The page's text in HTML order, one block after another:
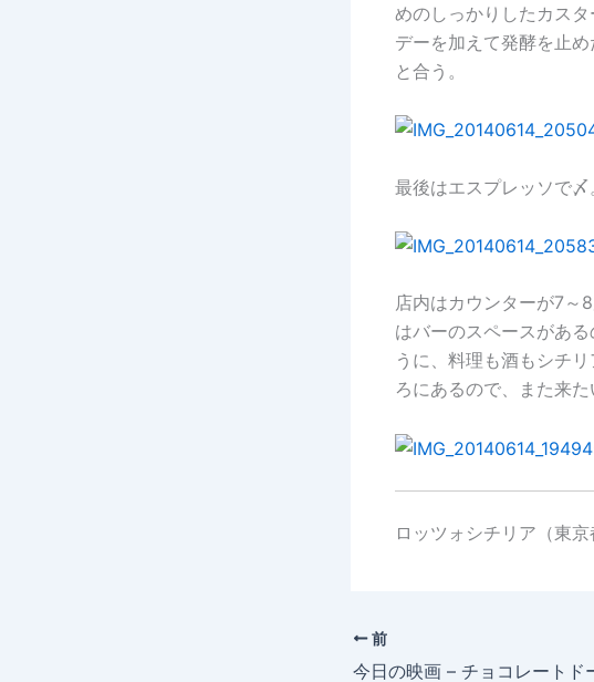
めのしっかりしたカス
デーを加えて発酵を止
と合う。
最後はエスプレッソで〆
店内はカウンターが7～
はバーのスペースがあ
うに、料理も酒もシチ
ろにあるので、また来た
ロッツォシチリア（東京
前